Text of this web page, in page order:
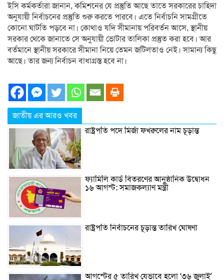
ইসি কর্মকর্তারা জানান, কমিশনের যে প্রস্তুতি আছে তাতে সরকারের চাহিদা
অনুযায়ী নির্বাচনের প্রস্তুতি শুরু করতে পারবে। এতে নির্বাচনি সামগ্রীতে
কোনো ঘাটতি পড়বে না। কোথাও যদি সীমানায় পরিবর্তন আসে, স্থানীয়
সরকার থেকে জানাতে সে অনুযায়ী ভোটার তালিকা প্রস্তুত করা হবে। আর
বর্তমানে স্থানীয় সরকারে সীমানা নিয়ে তেমন জটিলতাও নেই। সামান্য কিছু
আছে। তার জন্য নির্বাচন বাধাগ্রস্ত হবে না।
জাতীয় এর আরও খবর
রাষ্ট্রপতি পদে মির্জা ফখরুলের নাম চূড়ান্ত
ফ্যামিলি কার্ড বিতরণের আনুষ্ঠানিক উদ্বোধন
১৬ আগস্ট: সমাজকল্যাণ মন্ত্রী
রাষ্ট্রপতি নির্বাচনের চূড়ান্ত তারিখ ঘোষণা
আগস্টের ৫ তারিখ যেভাবে হলো ‘৩৬ জুলাই’